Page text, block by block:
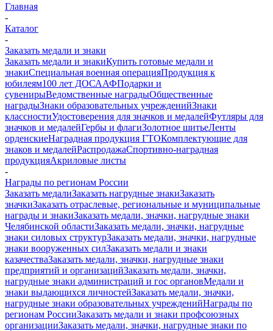
Главная
-
Каталог
-
Заказать медали и знаки
Заказать медали и знакиКупить готовые медали и
знакиСпециальная военная операцияПродукция к
юбилеям100 лет ДОСААФПодарки и
сувенирыВедомственные наградыОбщественные
наградыЗнаки образовательных учрежденийЗнаки
классностиУдостоверения для значков и медалейФутляры для
значков и медалейГербы и флагиЗолотное шитьеЛенты
орденскиеНаградная продукция ГТОКомплектующие для
знаков и медалейРаспродажаСпортивно-наградная
продукцияАкриловые листы
-
Награды по регионам России
Заказать медалиЗаказать нагрудные знакиЗаказать
значкиЗаказать отраслевые, региональные и муниципальные
награды и знакиЗаказать медали, значки, нагрудные знаки
Челябинской областиЗаказать медали, значки, нагрудные
знаки силовых структурЗаказать медали, значки, нагрудные
знаки вооруженных силЗаказать медали и знаки
казачестваЗаказать медали, значки, нагрудные знаки
предприятий и организацийЗаказать медали, значки,
нагрудные знаки администраций и гос органовМедали и
знаки выдающихся личностейЗаказать медали, значки,
нагрудные знаки образовательных учрежденийНаграды по
регионам РоссииЗаказать медали и знаки профсоюзных
организацииЗаказать медали, значки, нагрудные знаки по